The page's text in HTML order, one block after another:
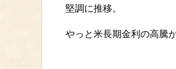
堅調に推移。
やっと米長期金利の高騰